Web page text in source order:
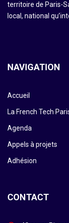
territoire de Paris-
local, national
NAVIGATION
Accueil
La French Tech
Agenda
Appels à projets
Adhésion
CONTACT